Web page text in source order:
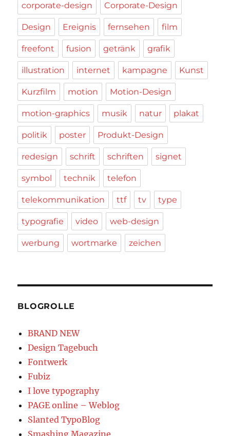
corporate-design Corporate-Design
Design Ereignis fernsehen film
freefont fusion getränk grafik
illustration internet kampagne Kunst
Kurzfilm motion Motion-Design
motion-graphics musik natur plakat
politik poster Produkt-Design
redesign schrift schriften signet
symbol technik telefon
telekommunikation ttf tv type
typografie video web-design
werbung wortmarke zeichen
BLOGROLLE
BRAND NEW
Design Tagebuch
Fontwerk
Fubiz
I love typography
PAGE online – Weblog
Slanted TypoBlog